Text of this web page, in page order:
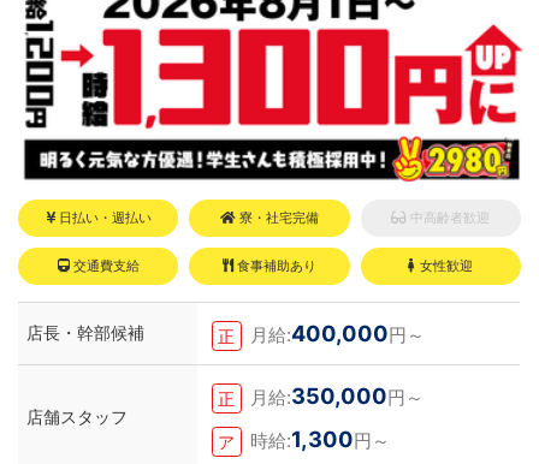
日払い・週払い 寮・社宅完備 中高齢者歓迎
交通費支給 食事補助あり 女性歓迎
店長・幹部候補 正 月給:400,000円～
店舗スタッフ
正 月給:350,000円～
ア 時給:1,300円～